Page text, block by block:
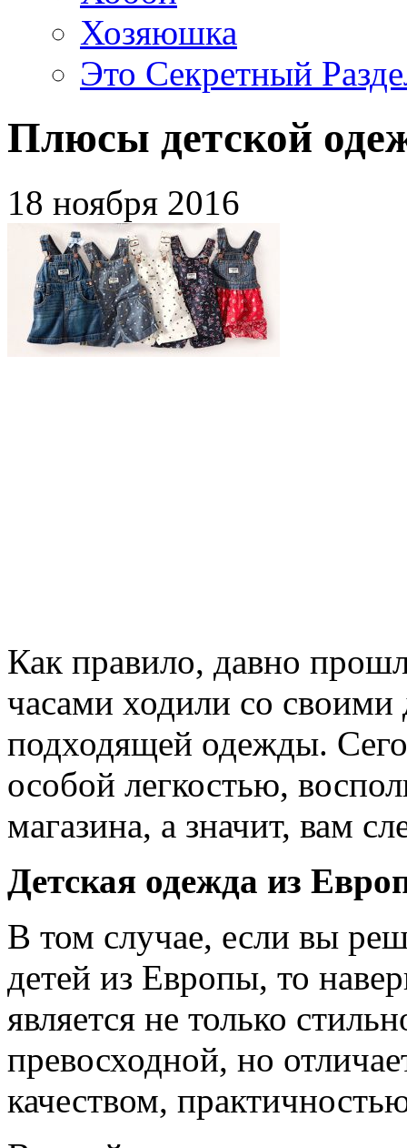
Хозяюшка
Это Секретный
Плюсы детской
18 ноября 2016
Как правило, давно
часами ходили со
подходящей одежды.
особой легкостью,
магазина, а значит, вам
Детская одежда из
В том случае, если вы
детей из Европы, то
является не только
превосходной, но
качеством,